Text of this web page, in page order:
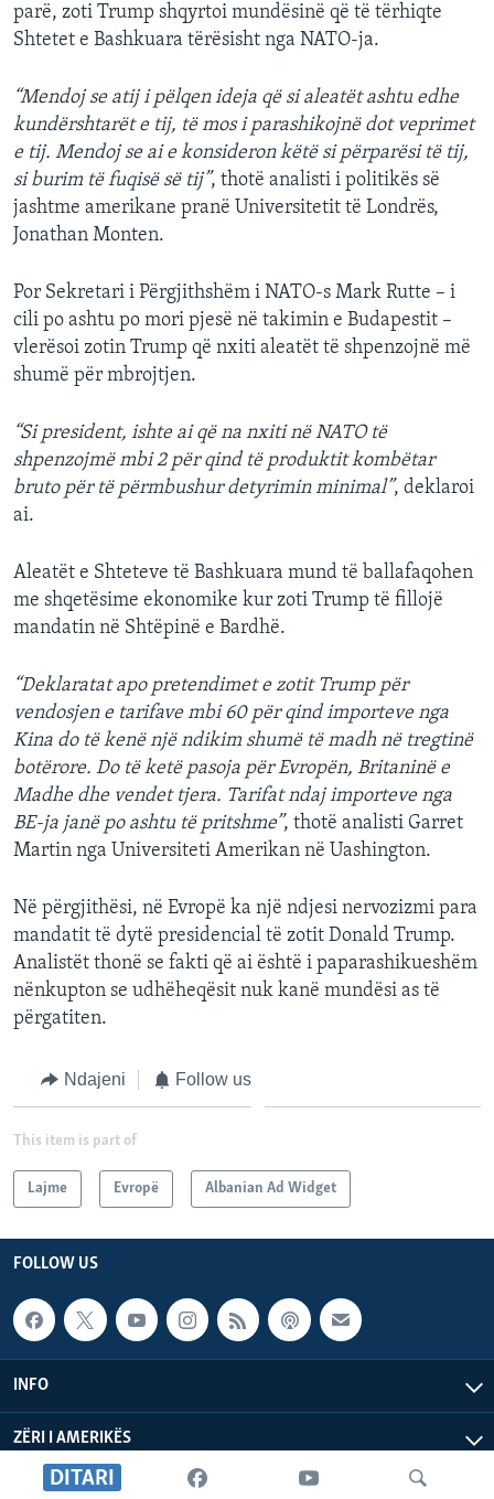
DITARI
parë, zoti Trump shqyrtoi mundësinë që të tërhiqte
Shtetet e Bashkuara tërësisht nga NATO-ja.
“Mendoj se atij i pëlqen ideja që si aleatët ashtu edhe
kundërshtarët e tij, të mos i parashikojnë dot veprimet
e tij. Mendoj se ai e konsideron këtë si përparësi të tij,
si burim të fuqisë së tij”, thotë analisti i politikës së
jashtme amerikane pranë Universitetit të Londrës,
Jonathan Monten.
Por Sekretari i Përgjithshëm i NATO-s Mark Rutte – i
cili po ashtu po mori pjesë në takimin e Budapestit –
vlerësoi zotin Trump që nxiti aleatët të shpenzojnë më
shumë për mbrojtjen.
“Si president, ishte ai që na nxiti në NATO të
shpenzojmë mbi 2 për qind të produktit kombëtar
bruto për të përmbushur detyrimin minimal”, deklaroi
ai.
Aleatët e Shteteve të Bashkuara mund të ballafaqohen
me shqetësime ekonomike kur zoti Trump të fillojë
mandatin në Shtëpinë e Bardhë.
“Deklaratat apo pretendimet e zotit Trump për
vendosjen e tarifave mbi 60 për qind importeve nga
Kina do të kenë një ndikim shumë të madh në tregtinë
botërore. Do të ketë pasoja për Evropën, Britaninë e
Madhe dhe vendet tjera. Tarifat ndaj importeve nga
BE-ja janë po ashtu të pritshme”, thotë analisti Garret
Martin nga Universiteti Amerikan në Uashington.
Në përgjithësi, në Evropë ka një ndjesi nervozizmi para
mandatit të dytë presidencial të zotit Donald Trump.
Analistët thonë se fakti që ai është i paparashikueshëm
nënkupton se udhëheqësit nuk kanë mundësi as të
përgatiten.
Ndajeni Follow us
This item is part of
Lajme Evropë Albanian Ad Widget
FOLLOW US
INFO
ZËRI I AMERIKËS